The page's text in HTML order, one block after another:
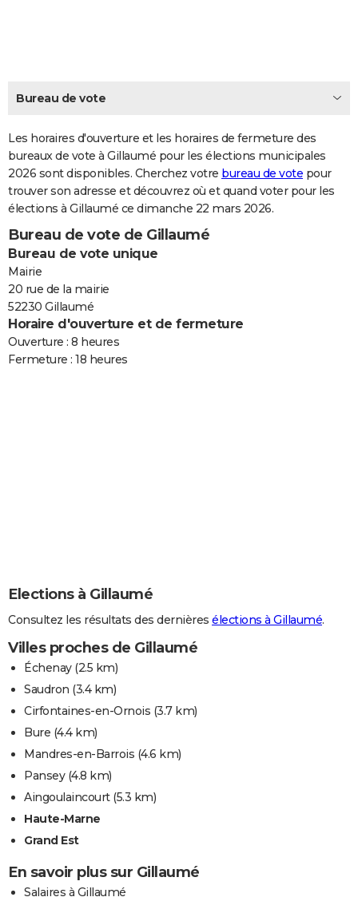
Carte de Noël
Carte Bonne année
Carte Saint-Valentin
Carte Pâques
Carte d'anniversaire
DICTIONNAIRE
Dictionnaire
Biographies
Citations
Expressions
Proverbes
PROGRAMME TV
COPAINS D'AVANT
S'inscrire
Se connecter
Lycées
Collèges
Primaires
Universités
Entreprises
Service militaire
Avis de recherche
AVIS DE DÉCÈS
FORUM
Bricolage
Lifestyle
Culture
Sport
Auto
Television
Voyage
Cinema
Bureau de vote
Les horaires d'ouverture et les horaires de fermeture des
bureaux de vote à Gillaumé pour les élections municipales
2026 sont disponibles. Cherchez votre bureau de vote pour
trouver son adresse et découvrez où et quand voter pour les
élections à Gillaumé ce dimanche 22 mars 2026.
Bureau de vote de Gillaumé
Bureau de vote unique
Mairie
20 rue de la mairie
52230 Gillaumé
Horaire d'ouverture et de fermeture
Ouverture : 8 heures
Fermeture : 18 heures
Elections à Gillaumé
Consultez les résultats des dernières élections à Gillaumé.
Villes proches de Gillaumé
Échenay(2.5 km)
Saudron (3.4 km)
Cirfontaines-en-Ornois (3.7 km)
Bure (4.4 km)
Mandres-en-Barrois (4.6 km)
Pansey(4.8 km)
Aingoulaincourt(5.3 km)
Haute-Marne
Grand Est
En savoir plus sur Gillaumé
Salaires à Gillaumé